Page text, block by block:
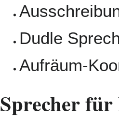
Dudle
Aufräum-
Sprecher für